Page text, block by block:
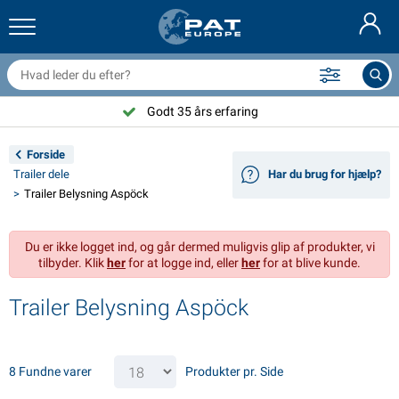
& tilbehør
udstyr til trailer
Belysning
Belysning Aspöck
Belysning Radex
belysning for tilhengere
indvendig
& solprodukter
& 24V tilbehør
og topbetræk
& autocamper udvendig
& bobil invendig
til gas
og beslag
og sjækler
og vedligeholdelse
Brandslukker & brandtæpper
produkter
Nederlands
Deutsch
English
Svenska
Norsk
Godt 35 års erfaring
Forside
Trailer dele
Trailer Belysning Aspöck
Har du brug for hjælp?
Du er ikke logget ind, og går dermed muligvis glip af produkter, vi
tilbyder. Klikherfor at logge ind, ellerherfor at blive kunde.
Trailer Belysning Aspöck
8 Fundne varer Produkter pr. Side